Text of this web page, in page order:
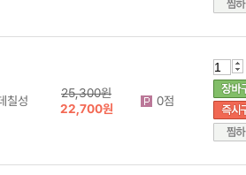
칠성
25,300원
22,700원
0점